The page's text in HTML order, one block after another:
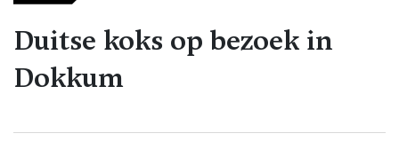
Duitse koks op bezoek in
Dokkum